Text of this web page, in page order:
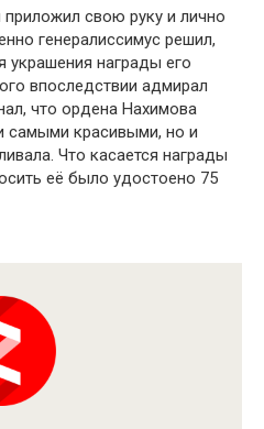
свою руку и лично
генералиссимус решил,
украшения награды его
впоследствии адмирал
что ордена Нахимова
самыми красивыми, но и
Что касается награды
её было удостоено 75